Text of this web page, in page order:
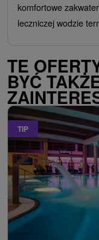
komfortowe
leczniczej wodzie
TE
BYĆ
TIP